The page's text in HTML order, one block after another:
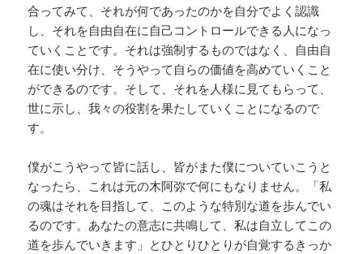
合ってみて、それが何であったのかを自分でよく認識
し、それを自由自在に自己コントロールできる人になっ
ていくことです。それは強制するものではなく、自由自
在に使い分け、そうやって自らの価値を高めていくこと
ができるのです。そして、それを人様に見てもらって、
世に示し、我々の役割を果たしていくことになるので
す。
僕がこうやって皆に話し、皆がまた僕についていこうと
なったら、これは元の木阿弥で何にもなりません。「私
の魂はそれを目指して、このような特別な道を歩んでい
るのです。あなたの意志に共鳴して、私は自立してこの
道を歩んでいきます」とひとりひとりが自覚するきっか